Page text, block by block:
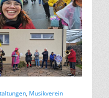
, Musikverein